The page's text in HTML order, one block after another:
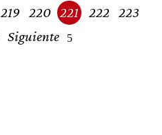
219 220 221 222 223
Siguiente